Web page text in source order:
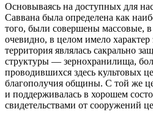
Основываясь на доступных для
Саввана была определена как
того, были совершены массовые,
очевидно, в целом имело
территория являлась сакрально
структуры — зернохранилища,
проводившихся здесь культовых
благополучия общины. С той же
и поддерживалась в хорошем
свидетельствами от сооружений